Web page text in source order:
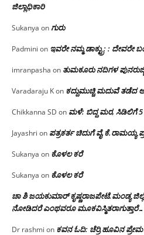
ಜಿಲ್ಲಾಧಿಕಾರಿ
Sukanya onಗುರು
Padmini on ಇವರೇ ನಮ್ಮ ಡಾಕ್ಟ್ರು; : ದೇವರೇ
imranpasha on ತುಮಕೂರು ನದಿಗಳ
Varadaraju Kon ಕದ್ದುಮುಚ್ಚಿ ಮದುವೆ ತಡೆದ
Chikkanna SD on ಮಳೆ: ಬಿದ್ದ ಮರ, ಸಿಡಿಲಿಗೆ 5
Jayashri on ಪತ್ರಕರ್ತ ಚಿದುಗೆ ವೈ.ಕೆ.ರಾಮಯ್ಯ
Sukanya on ಕೊಳಲ ಕರೆ
Sukanya on ಕೊಳಲ ಕರೆ
ಚಾ ಶಿ ಜಯಕುಮಾರ್ ಕೃಷ್ಣರಾಜಪೇಟೆ.ಮಂಡ್ಯ
ನೋಡಿದರೆ ಎಂಥವರೂ ಮೂಕವಿಸ್ಮಿತರಾಗುತ್ತಾರೆ…
Dr rashmi on ಕವನ ಓದಿ: ಚೆರ್ರಿ ಹೂವಿನ